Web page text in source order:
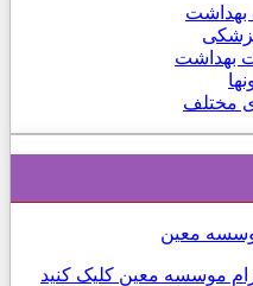
بهداشت
بهداشت
مختلف
موسسه معین کلیک کنید